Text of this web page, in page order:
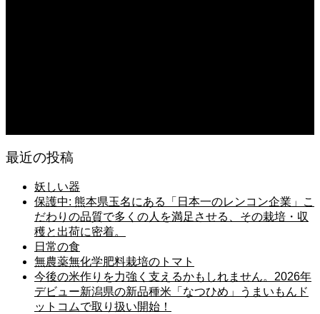
最近の投稿
妖しい器
保護中: 熊本県玉名にある「日本一のレンコン企業」こ
だわりの品質で多くの人を満足させる、その栽培・収
穫と出荷に密着。
日常の食
無農薬無化学肥料栽培のトマト
今後の米作りを力強く支えるかもしれません。2026年
デビュー新潟県の新品種米「なつひめ」うまいもんド
ットコムで取り扱い開始！